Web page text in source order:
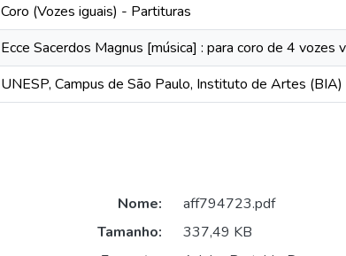
Coro (Vozes iguais) - Partituras
Ecce Sacerdos Magnus [música] : para coro de 4 vozes
UNESP, Campus de São Paulo, Instituto de Artes (BIA)
Nome:
aff794723.pdf
Tamanho:
337,49 KB